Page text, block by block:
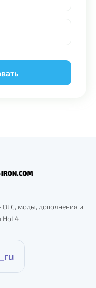
моды, дополнения и
HoI 4